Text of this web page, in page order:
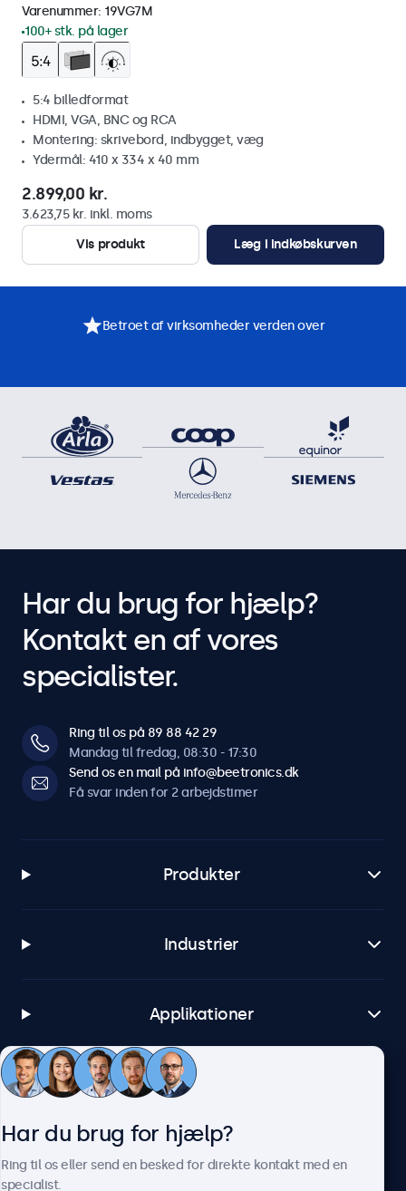
Varenummer: 19VG7M
100+ stk. på lager
5:4 billedformat
HDMI, VGA, BNC og RCA
Montering: skrivebord, indbygget, væg
Ydermål: 410 x 334 x 40 mm
2.899,00 kr.
3.623,75 kr. inkl. moms
Vis produkt
Læg i indkøbskurven
Betroet af virksomheder verden over
Har du brug for hjælp?
Kontakt en af vores
specialister.
Ring til os på 89 88 42 29
Mandag til fredag, 08:30 - 17:30
Send os en mail på info@beetronics.dk
Få svar inden for 2 arbejdstimer
Produkter
Industrier
Applikationer
Kundeservice
Har du brug for hjælp?
Ring til os eller send en besked for direkte kontakt med en
specialist.